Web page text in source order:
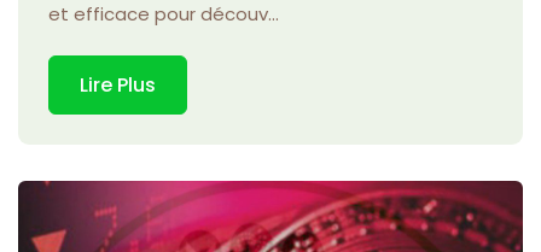
et efficace pour découv...
Lire Plus